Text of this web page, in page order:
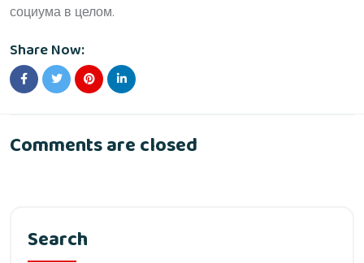
социума в целом.
Share Now:
Comments are closed
Search